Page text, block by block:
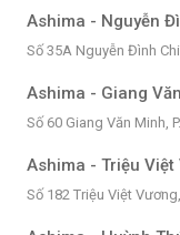
Ashima - Nguyễn
Số 35A Nguyễn Đình
Ashima - Giang
Số 60 Giang Văn Minh,
Ashima - Triệu Việt
Số 182 Triệu Việt